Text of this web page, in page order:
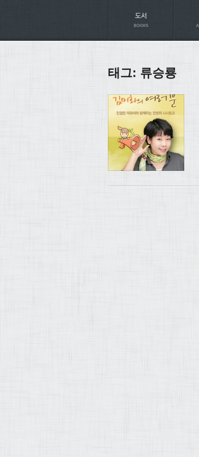
태그: 류승룡